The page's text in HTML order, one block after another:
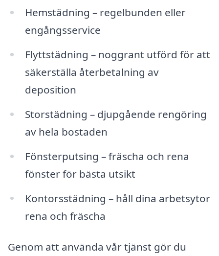
Hemstädning – regelbunden eller
engångsservice
Flyttstädning – noggrant utförd för att
säkerställa återbetalning av
deposition
Storstädning – djupgående rengöring
av hela bostaden
Fönsterputsing – fräscha och rena
fönster för bästa utsikt
Kontorsstädning – håll dina arbetsytor
rena och fräscha
Genom att använda vår tjänst gör du